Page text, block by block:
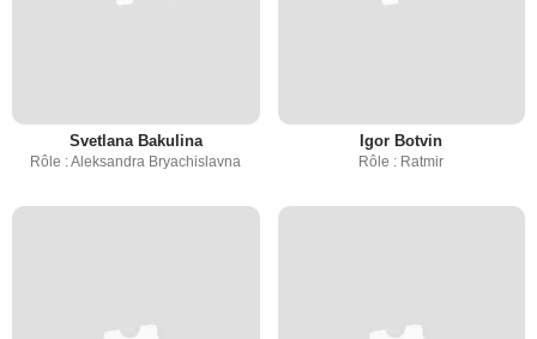
Svetlana Bakulina
Rôle : Aleksandra Bryachislavna
Igor Botvin
Rôle : Ratmir